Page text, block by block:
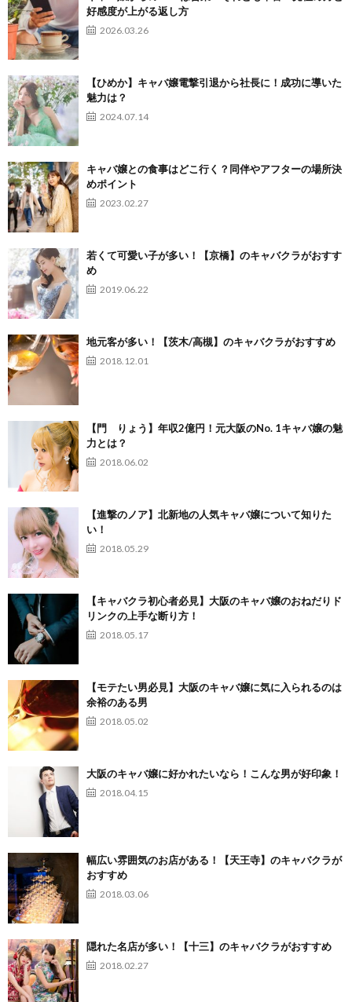
好感度が上がる返し方
2026.03.26
【ひめか】キャバ嬢電撃引退から社長に！成功に導いた
魅力は？
2024.07.14
キャバ嬢との食事はどこ行く？同伴やアフターの場所決
めポイント
2023.02.27
若くて可愛い子が多い！【京橋】のキャバクラがおすす
め
2019.06.22
地元客が多い！【茨木/高槻】のキャバクラがおすすめ
2018.12.01
【門 りょう】年収2億円！元大阪のNo. 1キャバ嬢の魅
力とは？
2018.06.02
【進撃のノア】北新地の人気キャバ嬢について知りた
い！
2018.05.29
【キャバクラ初心者必見】大阪のキャバ嬢のおねだりド
リンクの上手な断り方！
2018.05.17
【モテたい男必見】大阪のキャバ嬢に気に入られるのは
余裕のある男
2018.05.02
大阪のキャバ嬢に好かれたいなら！こんな男が好印象！
2018.04.15
幅広い雰囲気のお店がある！【天王寺】のキャバクラが
おすすめ
2018.03.06
隠れた名店が多い！【十三】のキャバクラがおすすめ
2018.02.27